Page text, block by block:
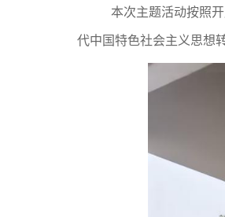
本次主题活动按照
代中国特色社会主义思想